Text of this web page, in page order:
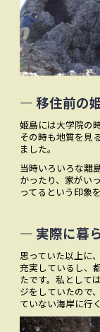
― 移住前の
姫島には大学院の
その時も地質を見
ました。
当時いろいろな離
かったり、家がい
ってるという印象
― 実際に暮
思っていた以上に
充実しているし、
たです。私として
ジをしていたので
ていない海岸に行